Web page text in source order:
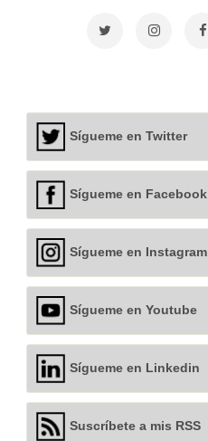
Sígueme en Twitter
Sígueme en Facebook
Sígueme en Instagram
Sígueme en Youtube
Sígueme en Linkedin
Suscríbete a mis RSS